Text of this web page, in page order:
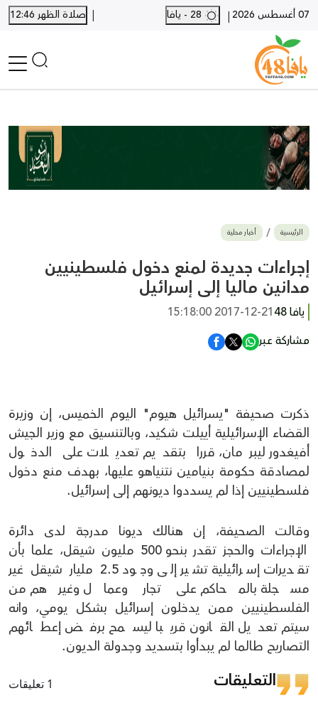
07 أغسطس 2026 |
| صلاة الظهر 12:46
أخبار محلية
أخبار يافا
SHORTS
أخبار اللد والرملة
بيع وشراء
أخبار القدس
وفيات
المزيد
ارسل خبر
الرئيسية أخبار محلية
إجراءات جديدة لمنع دخول فلسطينيين
مدانين ماليا إلى إسرائيل
يافا 48
2017-12-21 15:18:00
مشاركة عبر
ذكرت صحيفة "يسرائيل هيوم" اليوم الخميس، إن وزيرة
القضاء الإسرائيلية أييلت شكيد، وبالتنسيق مع وزير الجيش
أفيغدور ليبرمان، قررا بتقديم تعديلات على الدخول
لمصادقة حكومة بنيامين نتنياهو عليها، بهدف منع دخول
فلسطينيين إذا لم يسددوا ديونهم إلى إسرائيل.
وقالت الصحيفة، إن هنالك ديونا مدرجة لدى دائرة
الإجراءات والحجز تقدر بنحو 500 مليون شيقل، علما بأن
تقديرات إسرائيلية تشير إلى وجود 2.5 مليار شيقل غير
مسجلة بالمحاكم على تجار وعمال وغيرهم من
الفلسطينيين ممن يدخلون إسرائيل بشكل يومي، وانه
سيتم تعديل القانون قريبا ليسمح برفض إعطائهم
التصاريح طالما لم يبدأوا بتسديد وجدولة الديون.
التعليقات 1 تعليقات